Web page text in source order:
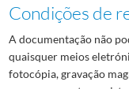
Condições de
A documentação não
quaisquer meios
fotocópia, gravação